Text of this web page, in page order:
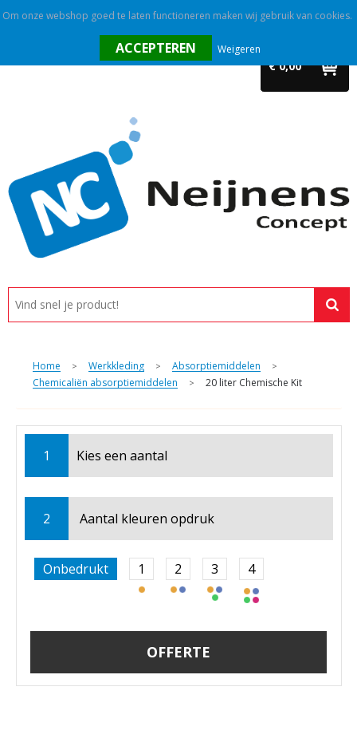
€ 0,00
Promotietextiel
Tassen
Alle categorieën
Custom made
Home > Werkkleding > Absorptiemiddelen >
Chemicaliën absorptiemiddelen > 20 liter Chemische Kit
1 Kies een aantal
2 Aantal kleuren opdruk
Onbedrukt 1 2 3 4
OFFERTE
Om onze webshop goed te laten functioneren maken wij gebruik van cookies.
Weigeren